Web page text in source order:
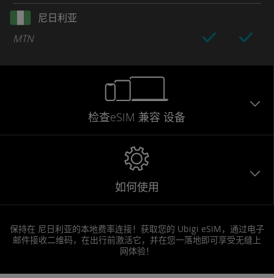
尼日利亚
MTN
检查eSIM 兼容 设备
如何使用
保持在 尼日利亚的本地费率连接！获取您的 Ubigi eSIM，通过电子
邮件接收二维码，在出行前激活它，并在您一落地即可享受无缝上
网体验！